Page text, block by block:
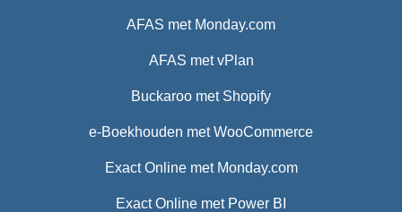
AFAS met Monday.com
AFAS met vPlan
Buckaroo met Shopify
e-Boekhouden met WooCommerce
Exact Online met Monday.com
Exact Online met Power BI